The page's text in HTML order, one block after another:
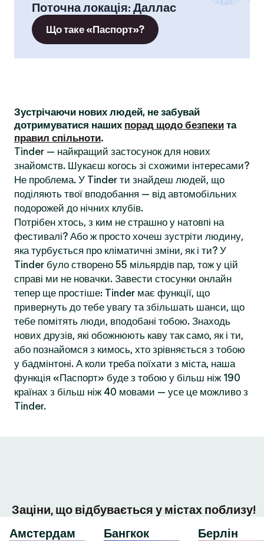
Поточна локація: Даллас
Що таке «Паспорт»?
Зустрічаючи нових людей, не забувай
дотримуватися наших порад щодо безпеки та
правил спільноти.
Tinder — найкращий застосунок для нових
знайомств. Шукаєш когось зі схожими інтересами?
Не проблема. У Tinder ти знайдеш людей, що
поділяють твої вподобання — від автомобільних
подорожей до нічних клубів.
Потрібен хтось, з ким не страшно у натовпі на
фестивалі? Або ж просто хочеш зустріти людину,
яка турбується про кліматичні зміни, як і ти? У
Tinder було створено 55 мільярдів пар, тож у цій
справі ми не новачки. Завести стосунки онлайн
тепер ще простіше: Tinder має функції, що
привернуть до тебе увагу та збільшать шанси, що
тебе помітять люди, вподобані тобою. Знаходь
нових друзів, які обожнюють каву так само, як і ти,
або познайомся з кимось, хто зрівняється з тобою
у бадмінтоні. А коли треба поїхати з міста, наша
функція «Паспорт» буде з тобою у більш ніж 190
країнах з більш ніж 40 мовами — усе це можливо з
Tinder.
Заціни, що відбувається у містах поблизу!
Амстердам
Бангкок Берлін